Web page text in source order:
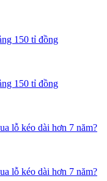
150 tỉ đồng
150 tỉ đồng
lỗ kéo dài hơn 7 năm?
lỗ kéo dài hơn 7 năm?